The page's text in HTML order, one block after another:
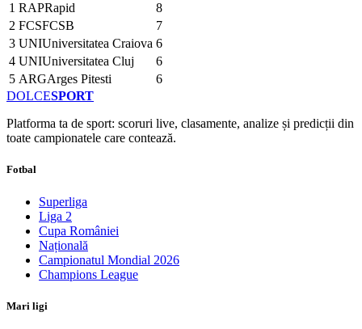
1 RAPRapid
8
2 FCSFCSB
7
3 UNIUniversitatea Craiova 6
4 UNIUniversitatea Cluj
6
5 ARGArges Pitesti
6
DOLCESPORT
Platforma ta de sport: scoruri live, clasamente, analize și predicții din
toate campionatele care contează.
Fotbal
Superliga
Liga 2
Cupa României
Națională
Campionatul Mondial 2026
Champions League
Mari ligi